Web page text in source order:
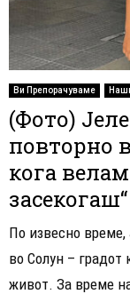
Ви Препорачуваме
(Фото)
повторно
кога
засекогаш“
По извесно време,
во Солун – градот
живот. За време